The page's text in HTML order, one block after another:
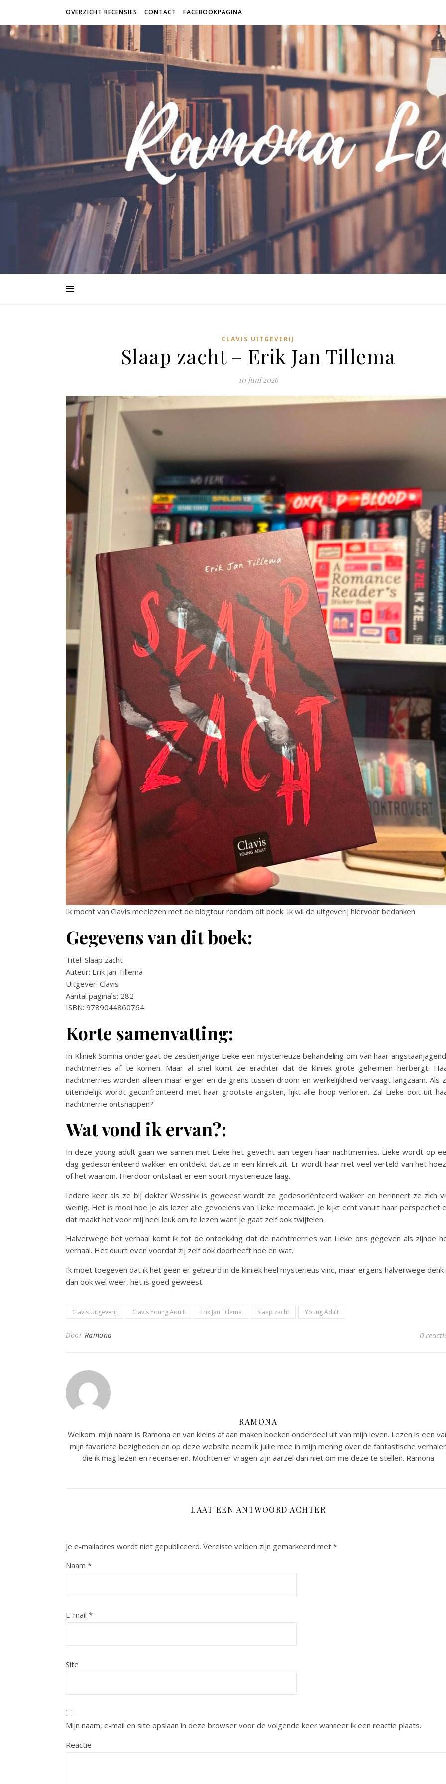
OVERZICHT RECENSIES CONTACT FACEBOOKPAGINA
CLAVIS UITGEVERIJ
Slaap zacht – Erik Jan Tillema
10 juni 2026
Ik mocht van Clavis meelezen met de blogtour rondom dit boek. Ik wil de uitgeverij hiervoor bedanken.
Gegevens van dit boek:
Titel: Slaap zacht
Auteur: Erik Jan Tillema
Uitgever: Clavis
Aantal pagina´s: 282
ISBN: 9789044860764
Korte samenvatting:
In Kliniek Somnia ondergaat de zestienjarige Lieke een mysterieuze behandeling om van haar
nachtmerries af te komen. Maar al snel komt ze erachter dat de kliniek grote geheimen herbergt.
nachtmerries worden alleen maar erger en de grens tussen droom en werkelijkheid vervaagt langzaam. Als
uiteindelijk wordt geconfronteerd met haar grootste angsten, lijkt alle hoop verloren. Zal Lieke ooit uit
nachtmerrie ontsnappen?
Wat vond ik ervan?:
In deze young adult gaan we samen met Lieke het gevecht aan tegen haar nachtmerries. Lieke wordt op
dag gedesoriënteerd wakker en ontdekt dat ze in een kliniek zit. Er wordt haar niet veel verteld van het
of het waarom. Hierdoor ontstaat er een soort mysterieuze laag.
Iedere keer als ze bij dokter Wessink is geweest wordt ze gedesoriënteerd wakker en herinnert ze zich
weinig. Het is mooi hoe je als lezer alle gevoelens van Lieke meemaakt. Je kijkt echt vanuit haar perspectief
dat maakt het voor mij heel leuk om te lezen want je gaat zelf ook twijfelen.
Halverwege het verhaal komt ik tot de ontdekking dat de nachtmerries van Lieke ons gegeven als zijnde
verhaal. Het duurt even voordat zij zelf ook doorheeft hoe en wat.
Ik moet toegeven dat ik het geen er gebeurd in de kliniek heel mysterieus vind, maar ergens halverwege denk
dan ook wel weer, het is goed geweest.
Clavis Uitgeverij Clavis Young Adult Erik Jan Tillema Slaap zacht Young Adult
Door Ramona 0
RAMONA
Welkom. mijn naam is Ramona en van kleins af aan maken boeken onderdeel uit van mijn leven. Lezen is een
mijn favoriete bezigheden en op deze website neem ik jullie mee in mijn mening over de fantastische verhalen
die ik mag lezen en recenseren. Mochten er vragen zijn aarzel dan niet om me deze te stellen. Ramona
LAAT EEN ANTWOORD ACHTER
Je e-mailadres wordt niet gepubliceerd. Vereiste velden zijn gemarkeerd met *
Naam *
E-mail *
Site
Mijn naam, e-mail en site opslaan in deze browser voor de volgende keer wanneer ik een reactie plaats.
Reactie